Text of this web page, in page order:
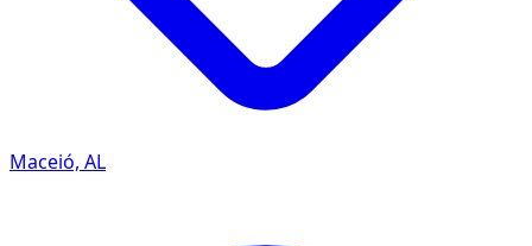
Maceió, AL